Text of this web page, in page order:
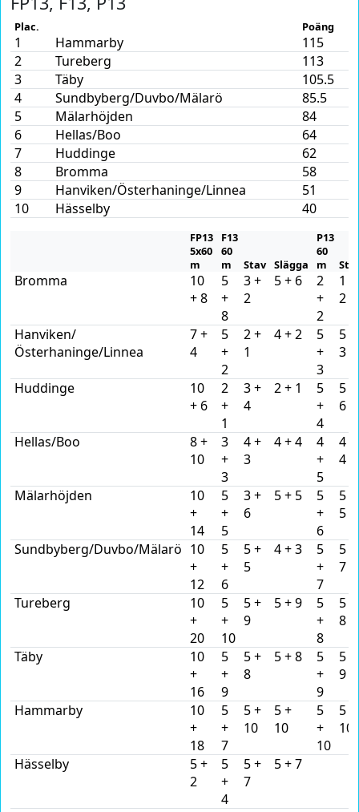
Plac. Poäng
1 Hammarby
115
2
Tureberg
113
3
Täby
105.5
4
Sundbyberg/Duvbo/Mälarö
85.5
5
Mälarhöjden
84
6
Hellas/Boo
64
7
Huddinge
62
8
Bromma
58
9
Hanviken/Österhaninge/Linnea
51
10
Hässelby 40
FP13 F13
P13
5x60
m
60
m
Stav Slägga
60
m
Bromma
10
+ 8
5
+
8
3 +
2
5 + 6
2
+
2
1 +
2
Hanviken/
Österhaninge/Linnea
7 +
4
5
+
2
2 +
1
4 + 2
5
+
3
5 +
3
Huddinge
10
+ 6
2
+
1
3 +
4
2 + 1
5
+
4
5 +
6
Hellas/Boo
8 +
10
3
+
3
4 +
3
4 + 4
4
+
5
4 +
4
Mälarhöjden
10
+
14
5
+
5
3 +
6
5 + 5
5
+
6
5 +
5
Sundbyberg/Duvbo/Mälarö 10
+
12
5
+
6
5 +
5
4 + 3
5
+
7
5 +
7
Tureberg
10
+
20
5
+
10
5 +
9
5 + 9
5
+
8
5 +
8
Täby
10
+
16
5
+
9
5 +
8
5 + 8
5
+
9
5 +
9
Hammarby
10
+
18
5
+
7
5 +
10
5 +
10
5
+
10
5 +
10
Hässelby
5 +
2
5
+
4
5 +
7
5 + 7